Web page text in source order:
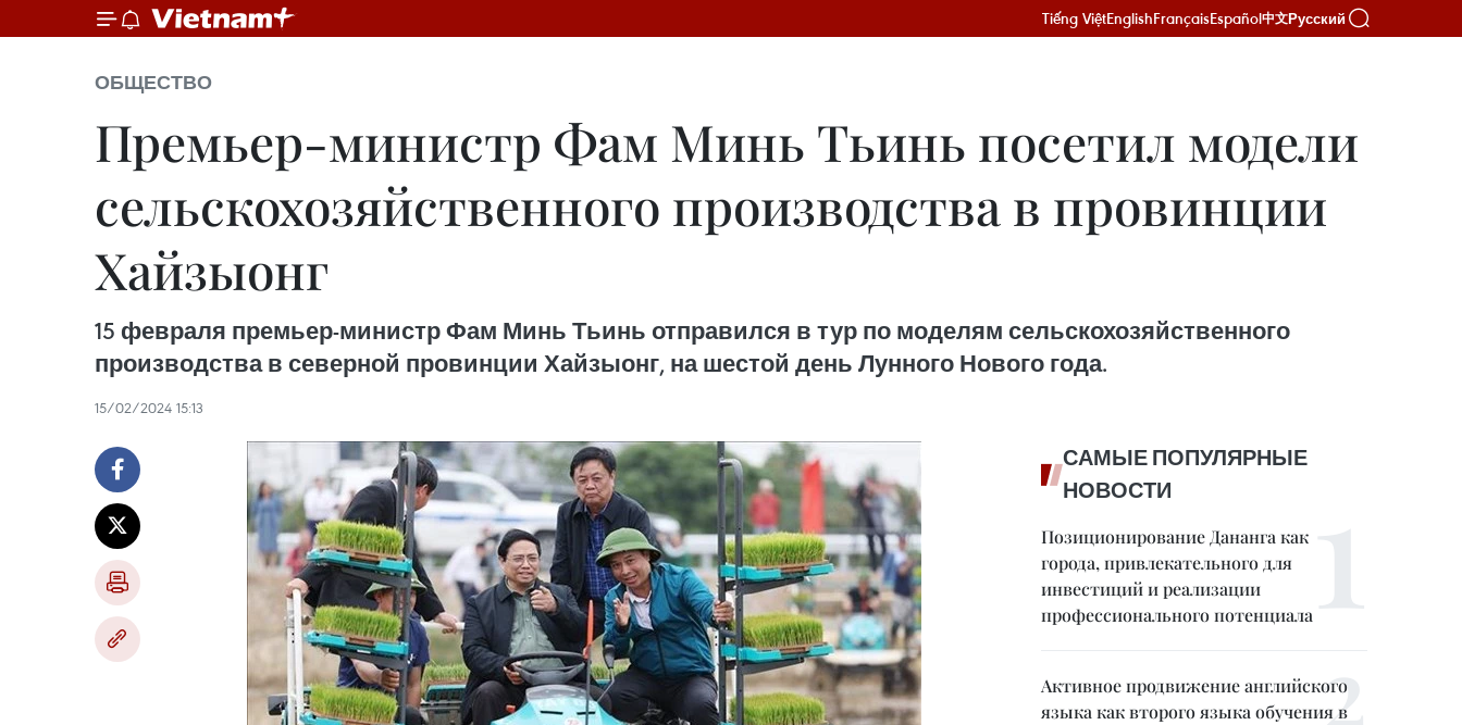
Tiếng ViệtEnglishFrançaisEspañol中文Русский
ОБЩЕСТВО
Премьер-министр Фам Минь Тьинь посетил модели
сельскохозяйственного производства в провинции
Хайзыонг
15 февраля премьер-министр Фам Минь Тьинь отправился в тур по моделям сельскохозяйственного
производства в северной провинции Хайзыонг, на шестой день Лунного Нового года.
15/02/2024 15:13
САМЫЕ ПОПУЛЯРНЫЕ
НОВОСТИ
Позиционирование Дананга как
города, привлекательного для
инвестиций и реализации
профессионального потенциала
Активное продвижение английского
языка как второго языка обучения в